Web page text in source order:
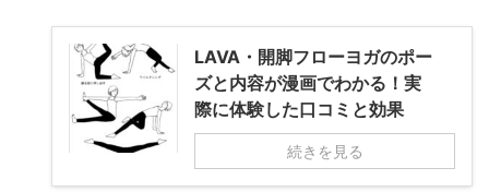
LAVA・開脚フローヨガのポー
ズと内容が漫画でわかる！実
際に体験した口コミと効果
続きを見る